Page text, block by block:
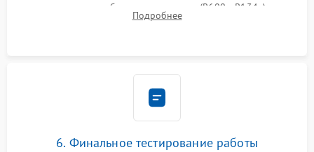
дозированным объемом хладагента (R600a, R134a) по
электронным весам. Контроль рабочего давления в системе.
Подробнее
6. Финальное тестирование работы